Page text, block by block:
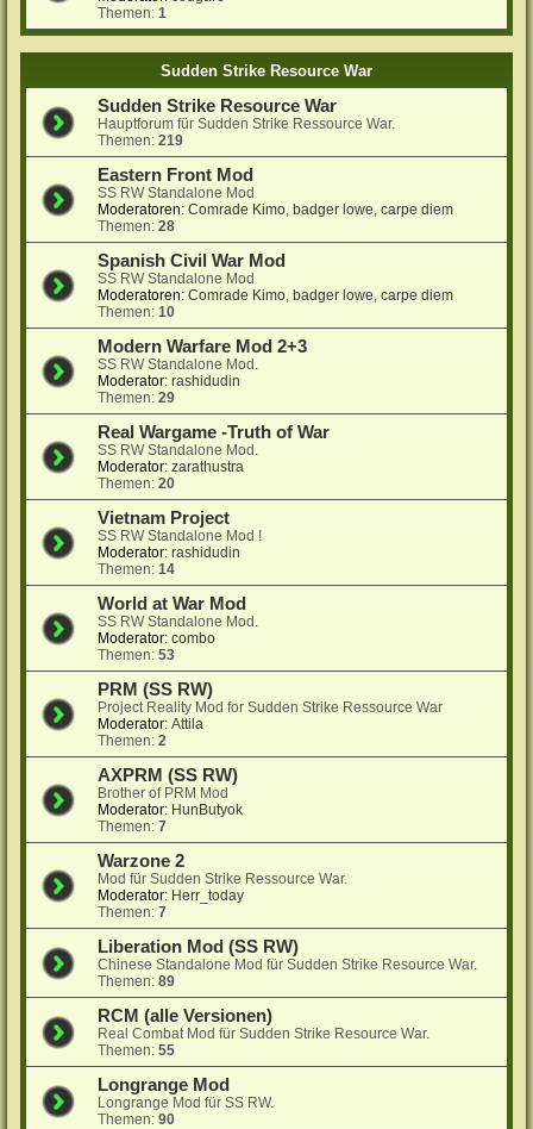
Themen:1
Sudden Strike Resource War
Sudden Strike Resource War
Hauptforum für Sudden Strike Ressource War.
Themen:219
Eastern Front Mod
SS RW Standalone Mod
Moderatoren: Comrade Kimo, badger lowe,carpe diem
Themen:28
Spanish Civil War Mod
SS RW Standalone Mod
Moderatoren: Comrade Kimo, badger lowe,carpe diem
Themen:10
Modern Warfare Mod 2+3
SS RW Standalone Mod.
Moderator: rashidudin
Themen:29
Real Wargame -Truth of War
SS RW Standalone Mod.
Moderator: zarathustra
Themen:20
Vietnam Project
SS RW Standalone Mod !
Moderator: rashidudin
Themen:14
World at War Mod
SS RW Standalone Mod.
Moderator: combo
Themen:53
PRM (SS RW)
Project Reality Mod for Sudden Strike Ressource War
Moderator: Attila
Themen:2
AXPRM (SS RW)
Brother of PRM Mod
Moderator: HunButyok
Themen:7
Warzone 2
Mod für Sudden Strike Ressource War.
Moderator: Herr_today
Themen:7
Liberation Mod (SS RW)
Chinese Standalone Mod für Sudden Strike Resource War.
Themen:89
RCM (alle Versionen)
Real Combat Mod für Sudden Strike Resource War.
Themen:55
Longrange Mod
Longrange Mod für SS RW.
Themen:90